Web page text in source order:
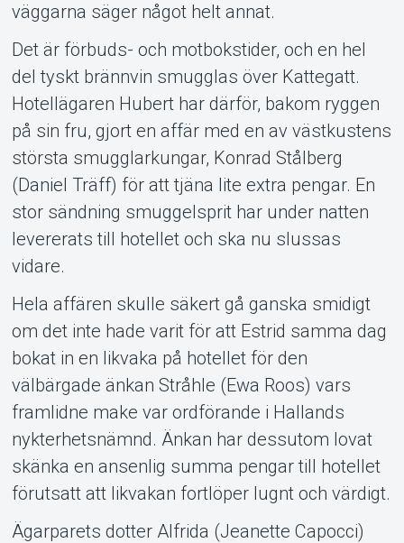
väggarna säger något helt annat.
Det är förbuds- och motbokstider, och en hel
del tyskt brännvin smugglas över Kattegatt.
Hotellägaren Hubert har därför, bakom ryggen
på sin fru, gjort en affär med en av västkustens
största smugglarkungar, Konrad Stålberg
(Daniel Träff) för att tjäna lite extra pengar. En
stor sändning smuggelsprit har under natten
levererats till hotellet och ska nu slussas
vidare.
Hela affären skulle säkert gå ganska smidigt
om det inte hade varit för att Estrid samma dag
bokat in en likvaka på hotellet för den
välbärgade änkan Stråhle (Ewa Roos) vars
framlidne make var ordförande i Hallands
nykterhetsnämnd. Änkan har dessutom lovat
skänka en ansenlig summa pengar till hotellet
förutsatt att likvakan fortlöper lugnt och värdigt.
Ägarparets dotter Alfrida (Jeanette Capocci)